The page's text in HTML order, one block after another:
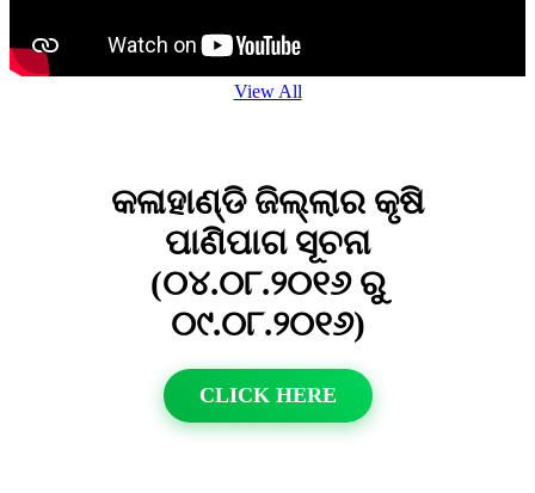
View All
କଳାହାଣ୍ଡି ଜିଲ୍ଲାର କୃଷି
ପାଣିପାଗ ସୂଚନା
(୦୪.୦୮.୨୦୧୬ ରୁ
୦୯.୦୮.୨୦୧୬)
CLICK HERE